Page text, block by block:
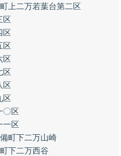
上二万若葉台第二区
区
区
区
区
区
区
区
〇区
一区
町下二万山崎
下二万西谷